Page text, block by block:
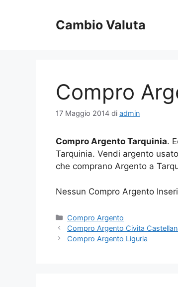
Cambio Valuta
Compro
17 Maggio 2014 di admin
Compro Argento Tarquinia.
Tarquinia. Vendi argento
che comprano Argento a
Nessun Compro Argento
Categorie
Compro Argento
Compro Argento Civita
Compro Argento Liguria